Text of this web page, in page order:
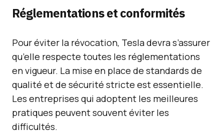
Réglementations et conformités
Pour éviter la révocation, Tesla devra s’assurer
qu’elle respecte toutes les réglementations
en vigueur. La mise en place de standards de
qualité et de sécurité stricte est essentielle.
Les entreprises qui adoptent les meilleures
pratiques peuvent souvent éviter les
difficultés.